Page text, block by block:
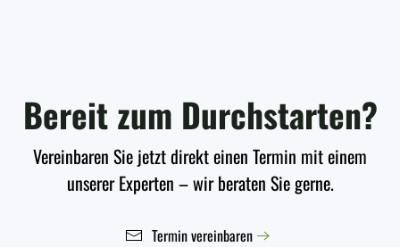
Bereit zum Durchstarten?
Vereinbaren Sie jetzt direkt einen Termin mit einem
unserer Experten – wir beraten Sie gerne.
Termin vereinbaren